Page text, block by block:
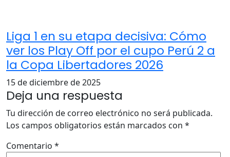
Liga 1 en su etapa decisiva: Cómo
ver los Play Off por el cupo Perú 2 a
la Copa Libertadores 2026
15 de diciembre de 2025
Deja una respuesta
Tu dirección de correo electrónico no será publicada.
Los campos obligatorios están marcados con *
Comentario *